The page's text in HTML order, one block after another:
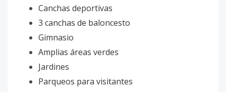
Canchas deportivas
3 canchas de baloncesto
Gimnasio
Amplias áreas verdes
Jardines
Parqueos para visitantes